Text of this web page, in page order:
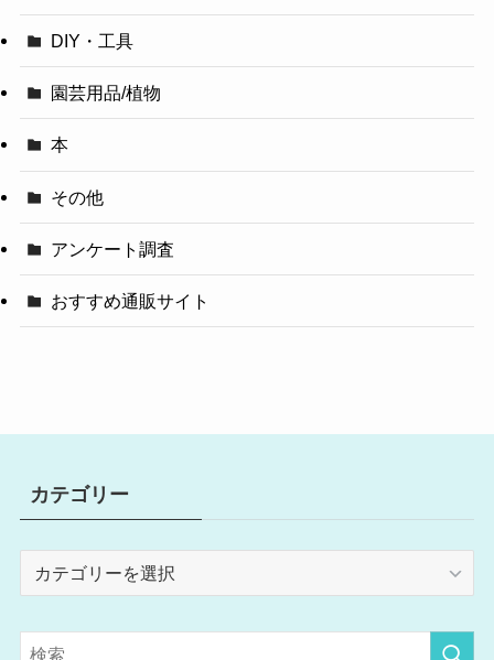
DIY・工具
園芸用品/植物
本
その他
アンケート調査
おすすめ通販サイト
カテゴリー
リ